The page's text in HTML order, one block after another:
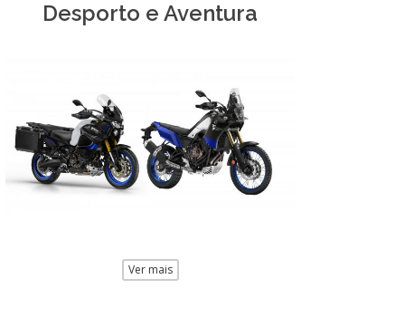
Desporto e Aventura
Ver mais